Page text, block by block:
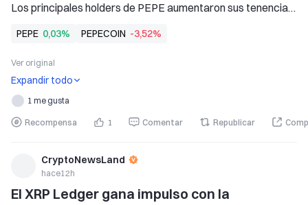
Los principales holders de PEPE aumentaron sus tenencias
PEPE registró una modesta subida pese a la débil demanda
y sigue muy por debajo del máximo histórico de 2024.
PepeCoin — PEPE, ha mostrado una si
PEPE 0,03% PEPECOIN -3,52%
Ver original
Expandir todo
1 me gusta
Recompensa 1 Comentar Republicar
CryptoNewsLand
hace12h
El XRP Ledger gana impulso con la